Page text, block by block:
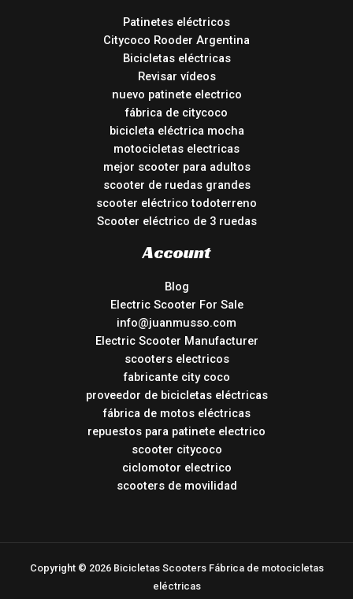
Patinetes eléctricos
Citycoco Rooder Argentina
Bicicletas eléctricas
Revisar vídeos
nuevo patinete electrico
fábrica de citycoco
bicicleta eléctrica mocha
motocicletas electricas
mejor scooter para adultos
scooter de ruedas grandes
scooter eléctrico todoterreno
Scooter eléctrico de 3 ruedas
Account
Blog
Electric Scooter For Sale
info@juanmusso.com
Electric Scooter Manufacturer
scooters electricos
fabricante city coco
proveedor de bicicletas eléctricas
fábrica de motos eléctricas
repuestos para patinete electrico
scooter citycoco
ciclomotor electrico
scooters de movilidad
Copyright © 2026 Bicicletas Scooters Fábrica de motocicletas
eléctricas